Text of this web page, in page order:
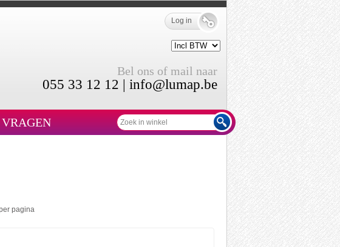
Log in
Bel ons of mail naar
055 33 12 12 | info@lumap.be
pagina